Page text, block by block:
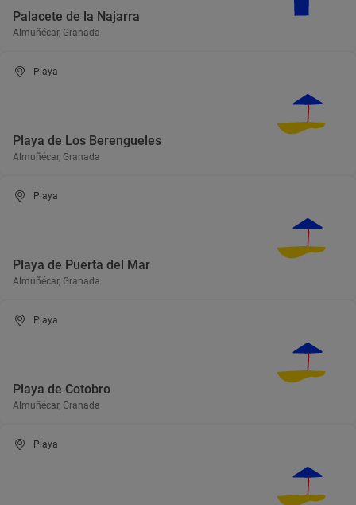
Palacete de la Najarra
Almuñécar, Granada
Playa
Playa de Los Berengueles
Almuñécar, Granada
Playa
Playa de Puerta del Mar
Almuñécar, Granada
Playa
Playa de Cotobro
Almuñécar, Granada
Playa